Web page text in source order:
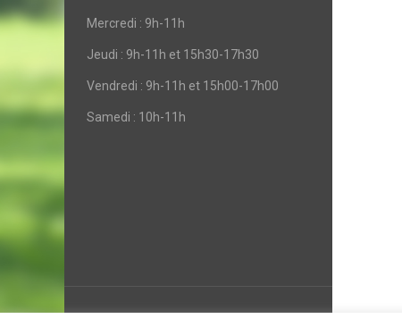
Mercredi : 9h-11h
Jeudi : 9h-11h et 15h30-17h30
Vendredi : 9h-11h et 15h00-17h00
Samedi : 10h-11h